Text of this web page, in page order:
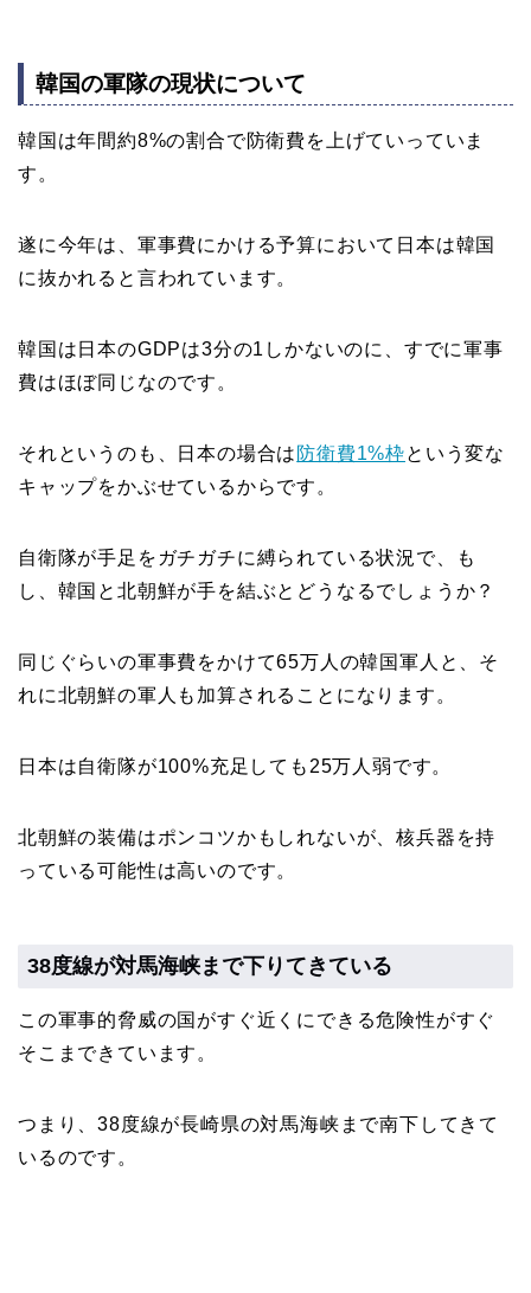
韓国の軍隊の現状について
韓国は年間約8%の割合で防衛費を上げていっていま
す。
遂に今年は、軍事費にかける予算において日本は韓国
に抜かれると言われています。
韓国は日本のGDPは3分の1しかないのに、すでに軍事
費はほぼ同じなのです。
それというのも、日本の場合は 防衛費1%枠という変な
キャップをかぶせているからです。
自衛隊が手足をガチガチに縛られている状況で、も
し、韓国と北朝鮮が手を結ぶとどうなるでしょうか？
同じぐらいの軍事費をかけて65万人の韓国軍人と、そ
れに北朝鮮の軍人も加算されることになります。
日本は自衛隊が100%充足しても25万人弱です。
北朝鮮の装備はポンコツかもしれないが、核兵器を持
っている可能性は高いのです。
38度線が対馬海峡まで下りてきている
この軍事的脅威の国がすぐ近くにできる危険性がすぐ
そこまできています。
つまり、38度線が長崎県の対馬海峡まで南下してきて
いるのです。